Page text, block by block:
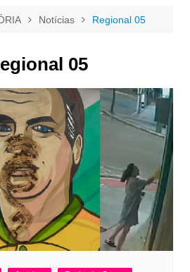
Notícias Regional 05
05